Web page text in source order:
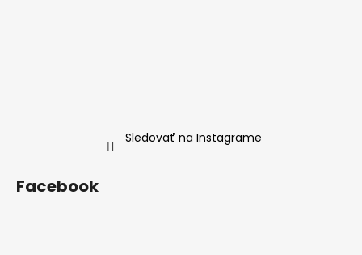
Sledovať na Instagrame
Facebook